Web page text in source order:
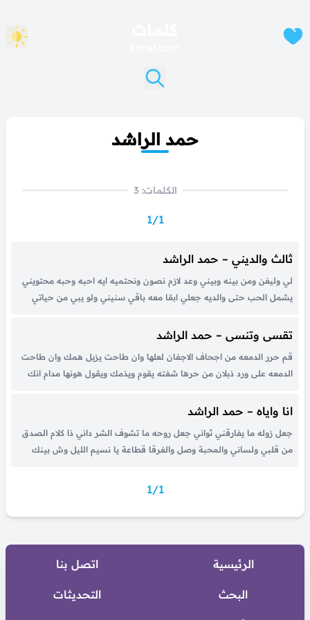
حمد الراشد
الكلمات: 3
1/1
ثالث والديني – حمد الراشد
لي وليفن ومن بينه وبيني وعد لازم نصون ونحتميه ايه احبه وحبه محتويني
يشمل الحب حتى والديه جعلي ابقا معه باقي سنيني ولو يبي من حياتي
وثالث والديني ياغناتي وشفي...
تقسى وتنسى – حمد الراشد
قم حرر الدمعه من اجحاف الاجفان لعلها وان طاحت يزيل همك وان طاحت
الدمعه على ورد ذبلان من حرها شفته يقوم ويذمك ويقول هونها مدام انك
لا اقفى صاحب كان...
انا واياه – حمد الراشد
جعل زوله ما يفارقني ثواني جعل روحه ما تشوف الشر داني ذا كلام الصدق
من قلبي ولساني والمحبة وصل والفرقا قطاعة يا نسيم الليل وش بينك
1/1
الرئيسية اتصل بنا
البحث التحديثات